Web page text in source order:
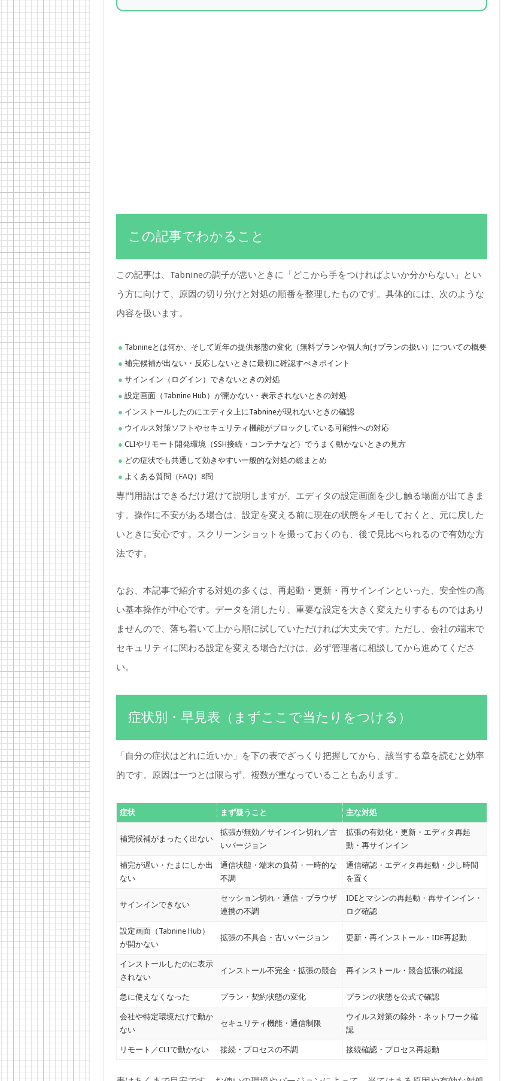
この記事でわかること
この記事は、Tabnineの調子が悪いときに「どこから手をつければよいか分からない」とい
う方に向けて、原因の切り分けと対処の順番を整理したものです。具体的には、次のような
内容を扱います。
Tabnineとは何か、そして近年の提供形態の変化（無料プランや個人向けプランの扱い）についての概要
補完候補が出ない・反応しないときに最初に確認すべきポイント
サインイン（ログイン）できないときの対処
設定画面（Tabnine Hub）が開かない・表示されないときの対処
インストールしたのにエディタ上にTabnineが現れないときの確認
ウイルス対策ソフトやセキュリティ機能がブロックしている可能性への対応
CLIやリモート開発環境（SSH接続・コンテナなど）でうまく動かないときの見方
どの症状でも共通して効きやすい一般的な対処の総まとめ
よくある質問（FAQ）8問
専門用語はできるだけ避けて説明しますが、エディタの設定画面を少し触る場面が出てきま
す。操作に不安がある場合は、設定を変える前に現在の状態をメモしておくと、元に戻した
いときに安心です。スクリーンショットを撮っておくのも、後で見比べられるので有効な方
法です。
なお、本記事で紹介する対処の多くは、再起動・更新・再サインインといった、安全性の高
い基本操作が中心です。データを消したり、重要な設定を大きく変えたりするものではあり
ませんので、落ち着いて上から順に試していただければ大丈夫です。ただし、会社の端末で
セキュリティに関わる設定を変える場合だけは、必ず管理者に相談してから進めてくださ
い。
症状別・早見表（まずここで当たりをつける）
「自分の症状はどれに近いか」を下の表でざっくり把握してから、該当する章を読むと効率
的です。原因は一つとは限らず、複数が重なっていることもあります。
症状 まず疑うこと 主な対処
補完候補がまったく出ない
拡張が無効／サインイン切れ／古
いバージョン
拡張の有効化・更新・エディタ再起
動・再サインイン
補完が遅い・たまにしか出
ない
通信状態・端末の負荷・一時的な
不調
通信確認・エディタ再起動・少し時間
を置く
サインインできない
セッション切れ・通信・ブラウザ
連携の不調
IDEとマシンの再起動・再サインイン・
ログ確認
設定画面（Tabnine Hub）
が開かない
拡張の不具合・古いバージョン 更新・再インストール・IDE再起動
インストールしたのに表示
されない
インストール不完全・拡張の競合 再インストール・競合拡張の確認
急に使えなくなった プラン・契約状態の変化 プランの状態を公式で確認
会社や特定環境だけで動か
ない
セキュリティ機能・通信制限
ウイルス対策の除外・ネットワーク確
認
リモート／CLIで動かない 接続・プロセスの不調 接続確認・プロセス再起動